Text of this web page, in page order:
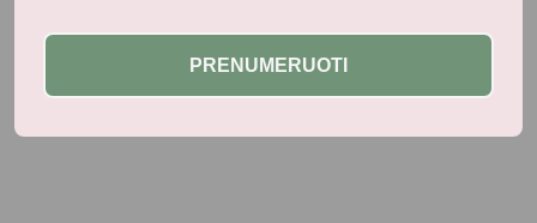
Neseniai žiūrėti produktai
PRENUMERUOTI